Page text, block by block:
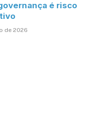
é risco
de 2026